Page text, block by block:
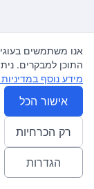
משפטי
מדיניות פרטיות
תנאי שימוש
© 2026 עצומה. כל
אנו משתמשים
התוכן למבקרים.
מידע נוסף
אישור הכל
רק הכרחיות
הגדרות